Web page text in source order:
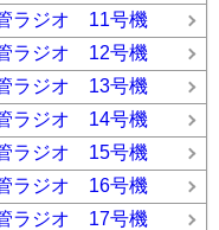
ラジオ 11号機
ラジオ 12号機
ラジオ 13号機
ラジオ 14号機
ラジオ 15号機
ラジオ 16号機
ラジオ 17号機